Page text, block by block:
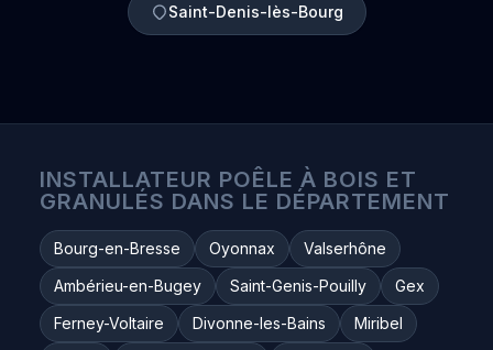
Saint-Denis-lès-Bourg
INSTALLATEUR POÊLE À BOIS ET
GRANULÉS DANS LE DÉPARTEMENT
Bourg-en-Bresse Oyonnax
Valserhône
Ambérieu-en-Bugey
Saint-Genis-Pouilly
Gex
Ferney-Voltaire
Divonne-les-Bains
Miribel